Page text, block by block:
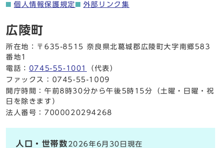
個人情報保護規定
外部リンク集
広陵町
所在地：〒635-8515 奈良県北葛城郡広陵町大字南郷583
番地1
電話： 0745-55-1001
（代表）
ファックス：0745-55-1009
開庁時間：午前8時30分から午後5時15分（土曜・日曜・祝
日を除きます）
法人番号：7000020294268
人口・世帯数 2026年6月30日現在